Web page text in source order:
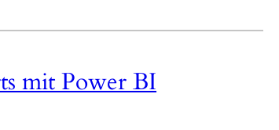
mit Power BI